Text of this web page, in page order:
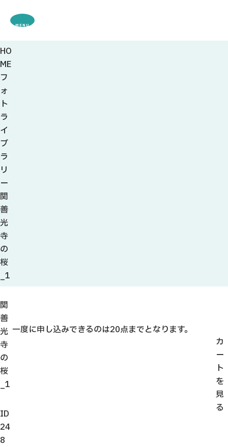
MENU
HO
ME
フ
ォ
ト
ラ
イ
ブ
ラ
リ
ー
関
善
光
寺
の
桜
_1
関
善
光
寺
の
桜
_1
ID
24
8
一度に申し込みできるのは20点までとなります。
カ
ー
ト
を
見
る
パンフレット